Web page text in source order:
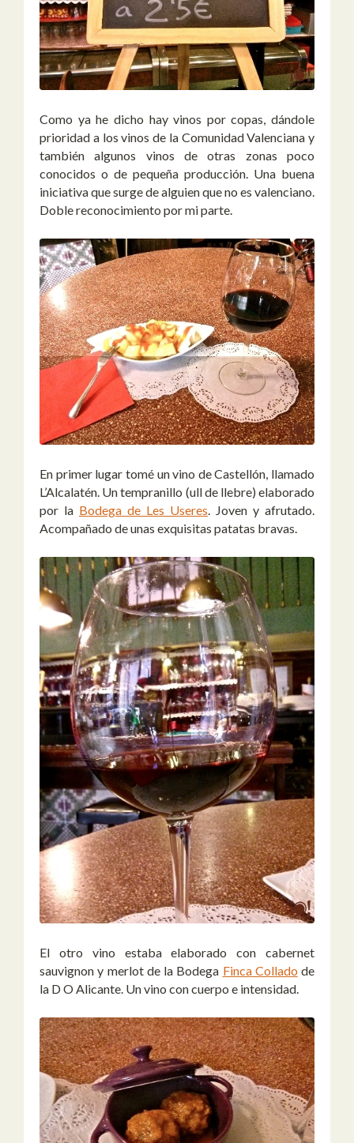
Como ya he dicho hay vinos por copas, dándole
prioridad a los vinos de la Comunidad Valenciana y
también algunos vinos de otras zonas poco
conocidos o de pequeña producción. Una buena
iniciativa que surge de alguien que no es valenciano.
Doble reconocimiento por mi parte.
En primer lugar tomé un vino de Castellón, llamado
L’Alcalatén. Un tempranillo (ull de llebre) elaborado
por la Bodega de Les Useres. Joven y afrutado.
Acompañado de unas exquisitas patatas bravas.
El otro vino estaba elaborado con cabernet
sauvignon y merlot de la Bodega Finca Collado de
la D O Alicante. Un vino con cuerpo e intensidad.